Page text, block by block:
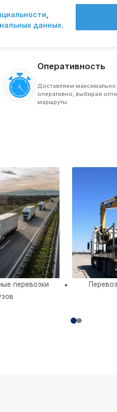
данных.
Оперативность
Доставляем максимально
оперативно, выбирая
маршруты
перевозки